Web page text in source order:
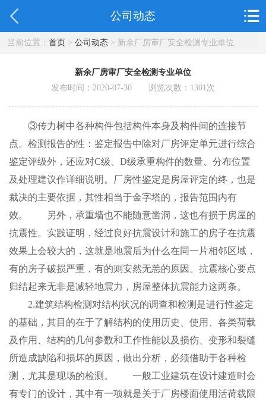
公司动态
当前位置： 首页> 公司动态> 新余厂房审厂安全检测专业单位
新余厂房审厂安全检测专业单位
发布时间：2020-07-30 浏览次数： 1301次
③传力树中各种构件包括构件本身及构件间的连接节
点。检测报告的性：鉴定报告中除对厂房评定单元进行综合
鉴定评级外，还应对C级、D级承重构件的数量、分布位置
及处理建议作详细说明。厂房性鉴定是房屋评定的终，也是
裁决的主要依据，其性相当于金字塔的，报告范围内有
效。 另外，承重墙也不能随意凿洞，这也有损于房屋的
抗震性。实践证明，经过良好抗震设计和施工的房子在抗震
效果上会较大的，这就是地震后为什么在同一片相邻区域，
有的房子破损严重，有的则安然无恙的原因。抗震核心要点
归结起来无非是减轻地震力，房屋整体抗震能力这两条。
2.建筑结构检测对结构状况的调查和检测是进行性鉴定
的基础，其目的在于了解结构的使用历史、使用、各类荷载
及作用、结构的几何参数和工作性能以及损伤、变形和裂缝
所造成缺陷和损坏的原因，做出分析，必须借助于各种检
测，尤其是现场的检测。 一般工业建筑在设计建造时会
有专门的设计，其中有一项就是关于厂房楼面使用活荷载限